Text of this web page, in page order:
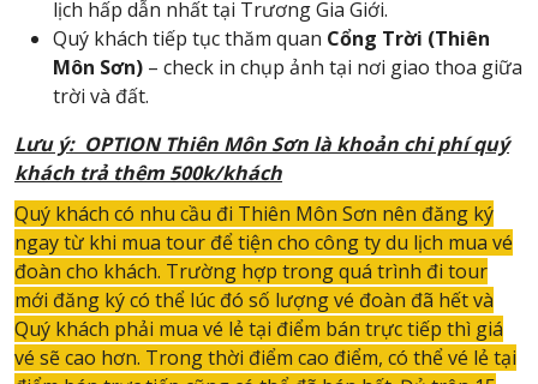
lịch hấp dẫn nhất tại Trương Gia Giới.
Quý khách tiếp tục thăm quan Cổng Trời (Thiên
Môn Sơn) – check in chụp ảnh tại nơi giao thoa giữa
trời và đất.
Lưu ý: OPTION Thiên Môn Sơn là khoản chi phí quý
khách trả thêm 500k/khách
Quý khách có nhu cầu đi Thiên Môn Sơn nên đăng ký
ngay từ khi mua tour để tiện cho công ty du lịch mua vé
đoàn cho khách. Trường hợp trong quá trình đi tour
mới đăng ký có thể lúc đó số lượng vé đoàn đã hết và
Quý khách phải mua vé lẻ tại điểm bán trực tiếp thì giá
vé sẽ cao hơn. Trong thời điểm cao điểm, có thể vé lẻ tại